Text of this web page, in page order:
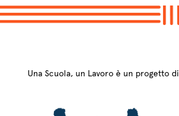
Una Scuola, un Lavoro è un progetto di